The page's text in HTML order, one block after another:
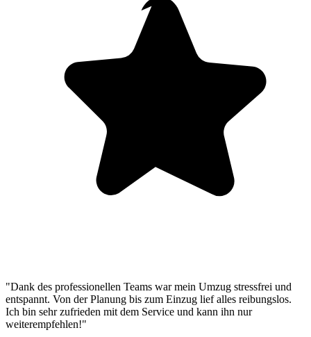
"Dank des professionellen Teams war mein Umzug stressfrei und
entspannt. Von der Planung bis zum Einzug lief alles reibungslos.
Ich bin sehr zufrieden mit dem Service und kann ihn nur
weiterempfehlen!"